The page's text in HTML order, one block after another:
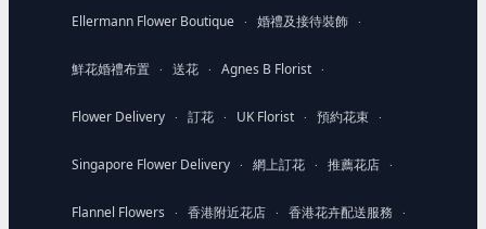
Ellermann Flower Boutique · 婚禮及接待裝飾 ·
鮮花婚禮布置 · 送花 · Agnes B Florist ·
Flower Delivery · 訂花 · UK Florist · 預約花束 ·
Singapore Flower Delivery · 網上訂花 · 推薦花店 ·
Flannel Flowers · 香港附近花店 · 香港花卉配送服務 ·